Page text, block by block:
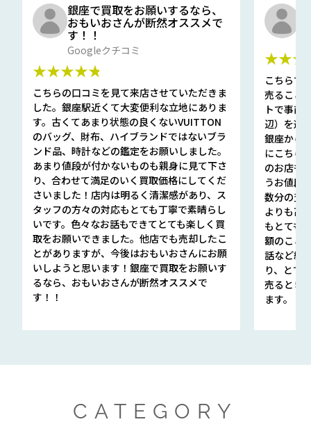
銀座で買取をお願いするなら、
おもいおさんが断然オススメで
す！！
Googleクチコミ
★★★★★
こちらの口コミを見て来店させていただきま
した。銀座駅近くて大変便利な立地にありま
す。古くてあまり状態の良くないVUITTON
のバッグ、財布、ハイブランドではないブラ
ンド品、時計などの鑑定をお願いしました。
あまり値段が付かないものも親身に見て下さ
り、合わせて満足のいく買取価格にしてくだ
さいました！店内は明るく清潔感があり、ス
タッフの方々の対応もとても丁寧で素晴らし
いです。色々なお話もできてとても楽しく買
取をお願いできました。他店でも売却したこ
とがありますが、今後はおもいおさんにお願
いしようと思います！銀座で買取をお願いす
るなら、おもいおさんが断然オススメで
す！！
こちらで
売ること
トで事前
辺）を選
銀座から
にこちら
のお店も
うお値段
数分の査
よりも高
もとても
額のこと
話など細
り、とて
売るとき
ます。
CATEGORY